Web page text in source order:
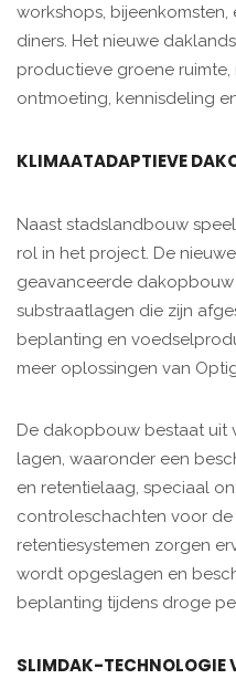
workshops,
diners. Het nieuwe
productieve groene
ontmoeting, kennisdeling
KLIMAATADAPTIEVE
Naast stadslandbouw
rol in het project. De
geavanceerde
substraatlagen die zijn
beplanting en
meer oplossingen van
De dakopbouw bestaat uit
lagen, waaronder een
en retentielaag, speciaal
controleschachten voor
retentiesystemen zorgen
wordt opgeslagen en
beplanting tijdens droge
SLIMDAK-TECHNOLOGIE